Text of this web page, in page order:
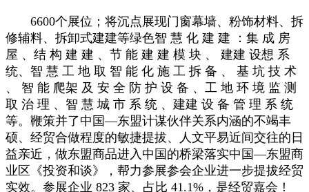
6600个展位；将沉点展现门窗幕墙、粉饰材料、拆
修辅料、拆卸式建建等绿色智 慧 化 建 建 ：集 成 房
屋 、结 构 建 建 、节 能 建 建 模 块 、 建建 设想 系
统、智 慧 工 地 取 智 能 化 施 工 拆 备 、 基 坑 技 术
、 智 能 爬架 及 安 全 防 护 设 备 、工 地 环 境 监 测
取 治 理 、智 慧 城 市 系 统 、建建 设 备 管 理 系 统
等。鞭策并了中国—东盟计谋伙伴关系内涵的不竭丰
硕、经贸合做程度的敏捷提拔、人文平易近间交往的日
益亲近，做东盟商品进入中国的桥梁落实中国—东盟商
业区《投资和谈》，帮力参展参会企业进一步提拔经贸
实效。参展企业 823 家、占比 41.1%，是经贸嘉会！